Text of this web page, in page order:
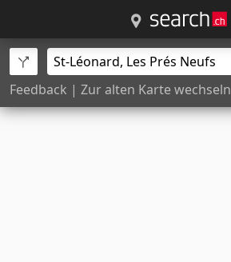
Feedback | Zur alten Karte wechseln